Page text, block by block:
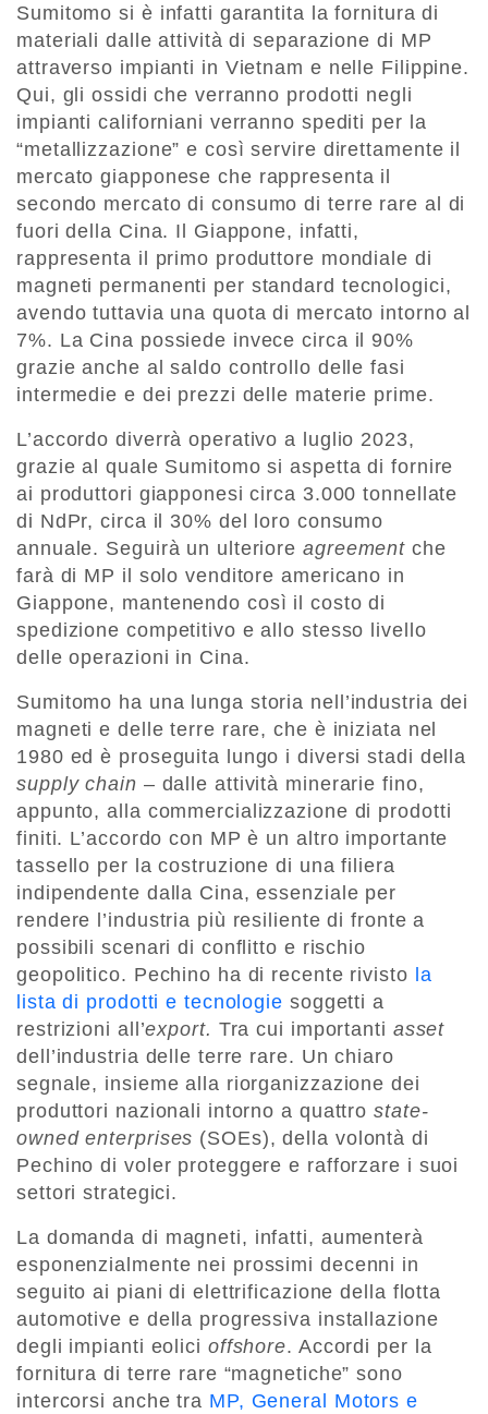
Sumitomo si è infatti garantita la fornitura di
materiali dalle attività di separazione di MP
attraverso impianti in Vietnam e nelle Filippine.
Qui, gli ossidi che verranno prodotti negli
impianti californiani verranno spediti per la
“metallizzazione” e così servire direttamente il
mercato giapponese che rappresenta il
secondo mercato di consumo di terre rare al di
fuori della Cina. Il Giappone, infatti,
rappresenta il primo produttore mondiale di
magneti permanenti per standard tecnologici,
avendo tuttavia una quota di mercato intorno al
7%. La Cina possiede invece circa il 90%
grazie anche al saldo controllo delle fasi
intermedie e dei prezzi delle materie prime.
L’accordo diverrà operativo a luglio 2023,
grazie al quale Sumitomo si aspetta di fornire
ai produttori giapponesi circa 3.000 tonnellate
di NdPr, circa il 30% del loro consumo
annuale. Seguirà un ulteriore agreement che
farà di MP il solo venditore americano in
Giappone, mantenendo così il costo di
spedizione competitivo e allo stesso livello
delle operazioni in Cina.
Sumitomo ha una lunga storia nell’industria dei
magneti e delle terre rare, che è iniziata nel
1980 ed è proseguita lungo i diversi stadi della
supply chain – dalle attività minerarie fino,
appunto, alla commercializzazione di prodotti
finiti. L’accordo con MP è un altro importante
tassello per la costruzione di una filiera
indipendente dalla Cina, essenziale per
rendere l’industria più resiliente di fronte a
possibili scenari di conflitto e rischio
geopolitico. Pechino ha di recente rivisto la
lista di prodotti e tecnologie soggetti a
restrizioni all’export. Tra cui importanti asset
dell’industria delle terre rare. Un chiaro
segnale, insieme alla riorganizzazione dei
produttori nazionali intorno a quattrostate-
owned enterprises (SOEs), della volontà di
Pechino di voler proteggere e rafforzare i suoi
settori strategici.
La domanda di magneti, infatti, aumenterà
esponenzialmente nei prossimi decenni in
seguito ai piani di elettrificazione della flotta
automotive e della progressiva installazione
degli impianti eolici offshore. Accordi per la
fornitura di terre rare “magnetiche” sono
intercorsi anche tra MP, General Motors e